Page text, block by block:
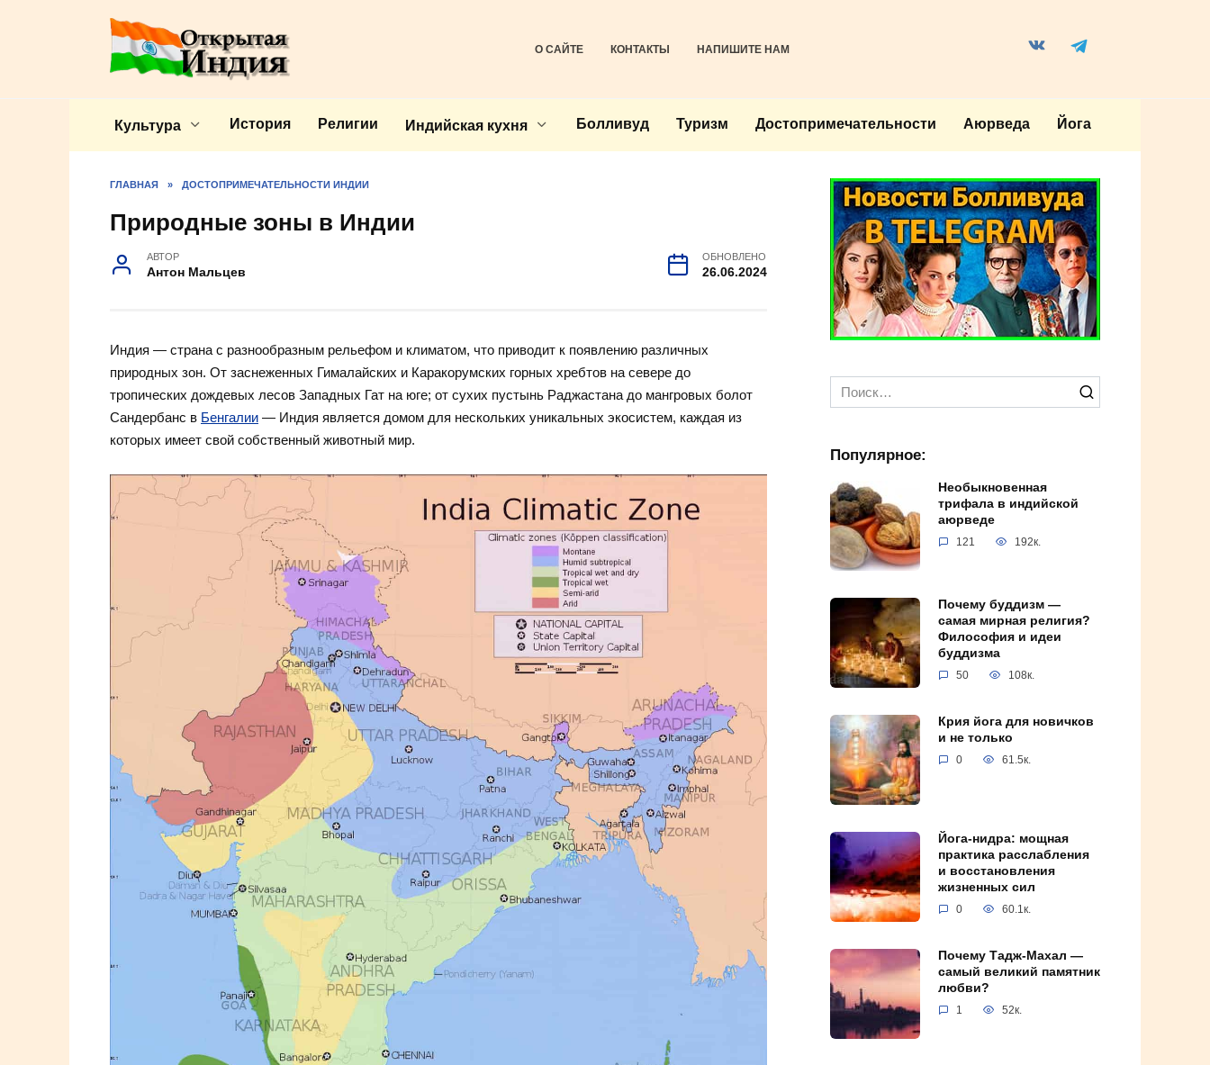
О САЙТЕ КОНТАКТЫ НАПИШИТЕ НАМ
Культура История Религии Индийская кухня Болливуд Туризм Достопримечательности Аюрведа Йога
ГЛАВНАЯ » ДОСТОПРИМЕЧАТЕЛЬНОСТИ ИНДИИ
Природные зоны в Индии
АВТОР
Антон Мальцев
ОБНОВЛЕНО
26.06.2024
Индия — страна с разнообразным рельефом и климатом, что приводит к появлению различных
природных зон. От заснеженных Гималайских и Каракорумских горных хребтов на севере до
тропических дождевых лесов Западных Гат на юге; от сухих пустынь Раджастана до мангровых болот
Сандербанс в Бенгалии — Индия является домом для нескольких уникальных экосистем, каждая из
которых имеет свой собственный животный мир.
Search
for:
Популярное:
Необыкновенная
трифала в индийской
аюрведе
121 192к.
Почему буддизм —
самая мирная религия?
Философия и идеи
буддизма
50 108к.
Крия йога для новичков
и не только
0 61.5к.
Йога-нидра: мощная
практика расслабления
и восстановления
жизненных сил
0 60.1к.
Почему Тадж-Махал —
самый великий памятник
любви?
1 52к.